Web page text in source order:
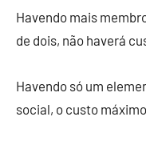
Havendo mais
de dois, não haverá
Havendo só um
social, o custo